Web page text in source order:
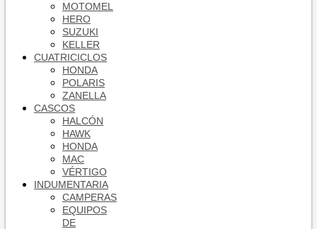
MOTOMEL
HERO
SUZUKI
KELLER
CUATRICICLOS
HONDA
POLARIS
ZANELLA
CASCOS
HALCÓN
HAWK
HONDA
MAC
VÉRTIGO
INDUMENTARIA
CAMPERAS
EQUIPOS
DE